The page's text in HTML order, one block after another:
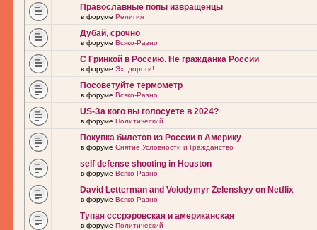
Православные попы извращенцы
в форуме Религия
Дубай, срочно
в форуме Всяко-Разно
С Гринкой в Россию. Не гражданка России
в форуме Эх, дороги!
Посоветуйте термометр
в форуме Всяко-Разно
US-За кого вы голосуете в 2024?
в форуме Политический
Покупка билетов из России в Америку
в форуме Снятие Условности и Гражданство
self defense shooting in Houston
в форуме Всяко-Разно
David Letterman and Volodymyr Zelenskyy on Netflix
в форуме Всяко-Разно
Тупая сссрэровская и американская
в форуме Политический